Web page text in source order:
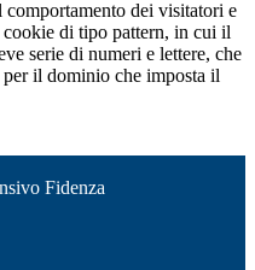
dei visitatori e
di tipo pattern, in cui il
serie di numeri e lettere, che
il dominio che imposta il
Fidenza